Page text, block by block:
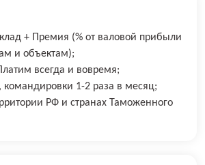
+ Премия (% от валовой прибыли
и объектам);
всегда и вовремя;
командировки 1-2 раза в месяц;
РФ и странах Таможенного